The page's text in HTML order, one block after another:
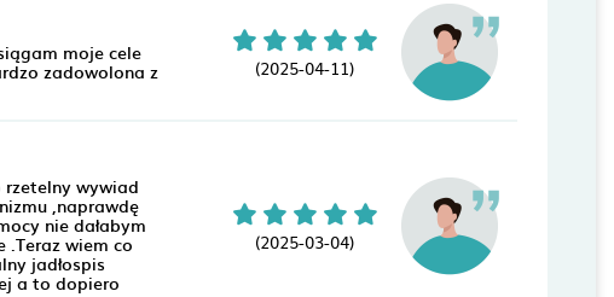
moje cele
zadowolona z (2025-04-11)
rzetelny wywiad
,naprawdę
nie dałabym
.Teraz wiem co
jadłospis
a to dopiero
(2025-03-04)